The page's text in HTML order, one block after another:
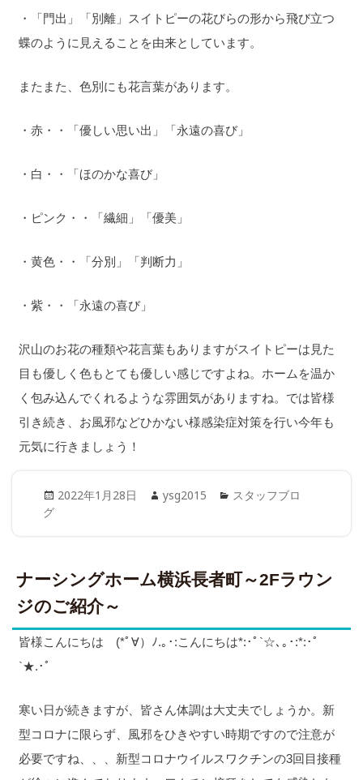
・「門出」「別離」スイトピーの花びらの形から飛び立つ
蝶のように見えることを由来としています。
またまた、色別にも花言葉があります。
・赤・・「優しい思い出」「永遠の喜び」
・白・・「ほのかな喜び」
・ピンク・・「繊細」「優美」
・黄色・・「分別」「判断力」
・紫・・「永遠の喜び」
沢山のお花の種類や花言葉もありますがスイトピーは見た
目も優しく色もとても優しい感じですよね。ホームを温か
く包み込んでくれるような雰囲気がありますね。では皆様
引き続き、お風邪などひかない様感染症対策を行い今年も
元気に行きましょう！
Posted
2022年1月28日 Author
ysg2015 Categories
スタッフブロ
グ
ナーシングホーム横浜長者町～2Fラウン
ジのご紹介～
皆様こんにちは (*ﾟ∀）ﾉ.｡･:こんにちは*:･ﾟ`☆､｡･:*:･ﾟ
`★.･ﾟ
寒い日が続きますが、皆さん体調は大丈夫でしょうか。新
型コロナに限らず、風邪をひきやすい時期ですので注意が
必要ですね、、、新型コロナウイルスワクチンの3回目接種